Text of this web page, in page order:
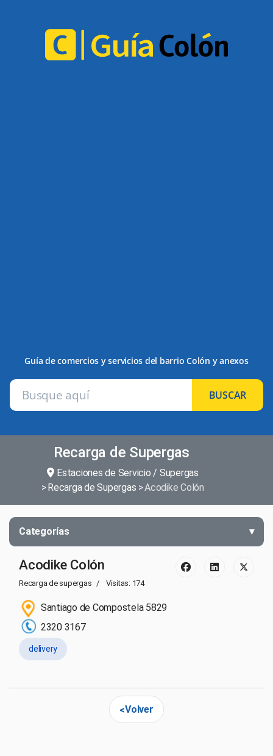
Guía de comercios y servicios del barrio Colón y anexos
BUSCAR
Recarga de Supergas
Estaciones de Servicio / Supergas
Recarga de Supergas
Acodike Colón
Categorías
Acodike Colón
Recarga de supergas Visitas: 174
Santiago de Compostela 5829
2320 3167
delivery
Volver